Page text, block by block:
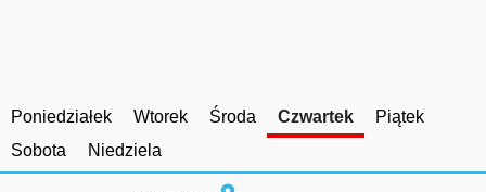
Poniedziałek Wtorek Środa Czwartek
Piątek
Sobota
Niedziela